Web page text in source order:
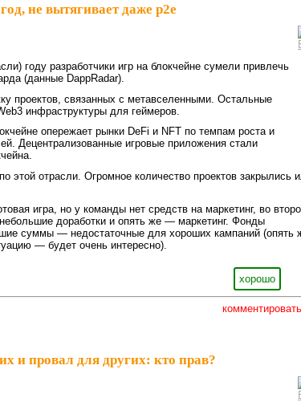
не вытягивает даже p2e
году разработчики игр на блокчейне сумели привлечь
(данные DappRadar).
проектов, связанных с метавселенными. Остальные
инфраструктуры для геймеров.
опережает рынки DeFi и NFT по темпам роста и
Децентрализованные игровые приложения стали
этой отрасли. Огромное количество проектов закрылись
игра, но у команды нет средств на маркетинг, во
доработки и опять же — маркетинг. Фонды
суммы — недостаточные для хороших кампаний (опять
— будет очень интересно).
хорошо
комментировать
и провал для других: кто прав?